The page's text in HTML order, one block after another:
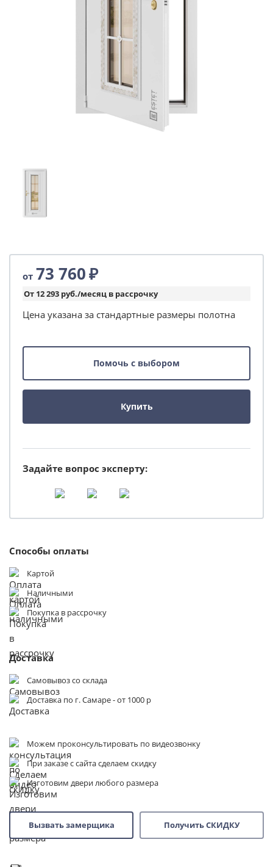
Можем проконсультировать по видеозвонку
При заказе с сайта сделаем скидку
Изготовим двери любого размера
Вызвать замерщика Получить СКИДКУ
от 73 760₽
От 12 293 руб./месяц в рассрочку
Цена указана за стандартные размеры полотна
Помочь с выбором
Купить
Задайте вопрос эксперту:
Способы оплаты
Картой
Наличными
Покупка в рассрочку
Доставка
Самовывоз со склада
Доставка по г. Самаре - от 1000 р